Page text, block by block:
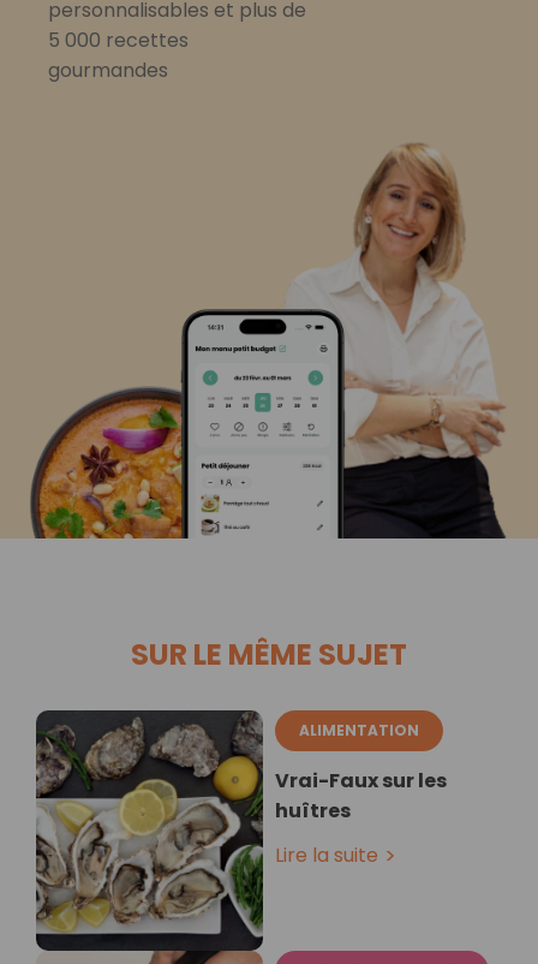
personnalisables et plus de
5 000 recettes
gourmandes
SUR LE MÊME SUJET
ALIMENTATION
Vrai-Faux sur les
huîtres
Lire la suite